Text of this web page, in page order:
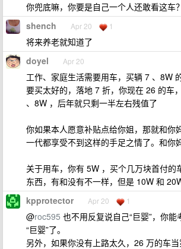
你兜底嘛，你要是自己一个人还敢看这车？
shench Apr 20 1
将来养老就知道了
doyel Apr 20
工作、家庭生活需要用车，买辆 7 、8W
要买太好的，落地 7 折，你现在 26 的车
、8W ，后年就只剩一半左右残值了
你如果本人愿意补贴点给你姐，那就和你
一代都享受不到这样的手足之情了。和你
关于用车，你有 5W ，买个几万块首付的
东西，有和没有不一样，但是 10W 和
kpprotector Apr 20 1
@roc595 也不用反复说自己“巨婴”，你
“巨婴”了。
另外，如果你没有上路太久，26 万的车